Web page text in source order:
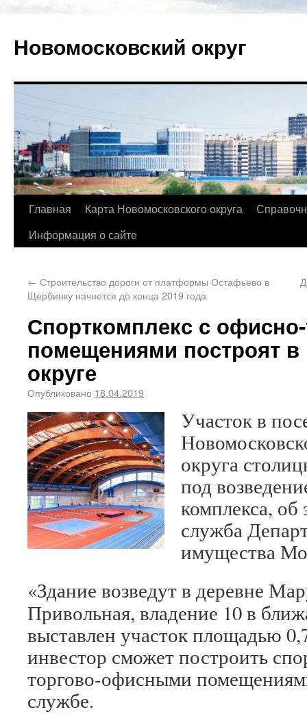
Новомосковский округ
Главная Карта Новомосковского округа
Информация о сайте
← Строительство дороги от платформы Остафьево в
Щербинку начнется до конца 2019 года
Спорткомплекс с
помещениями построят
округе
Опубликовано 18.04.2019
Участок в
округа
под
комплекса,
служба
имущества
«Здание возведут в деревне
Привольная, владение 10 в
выставлен участок площадью
инвестор сможет построить
торгово-офисными
службе.